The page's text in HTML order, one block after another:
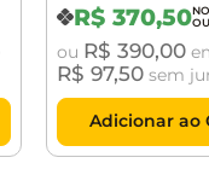
R$ 370,50
ou R$ 390,00
R$ 97,50 sem
Adicionar ao